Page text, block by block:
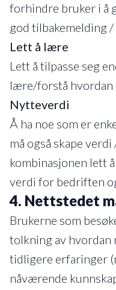
forhindre bruker i å
god tilbakemelding
Lett å lære
Lett å tilpasse seg
lære/forstå hvordan
Nytteverdi
Å ha noe som er
må også skape
kombinasjonen lett
verdi for bedriften
4. Nettstedet
Brukerne som
tolkning av hvordan
tidligere erfaringer
nåværende